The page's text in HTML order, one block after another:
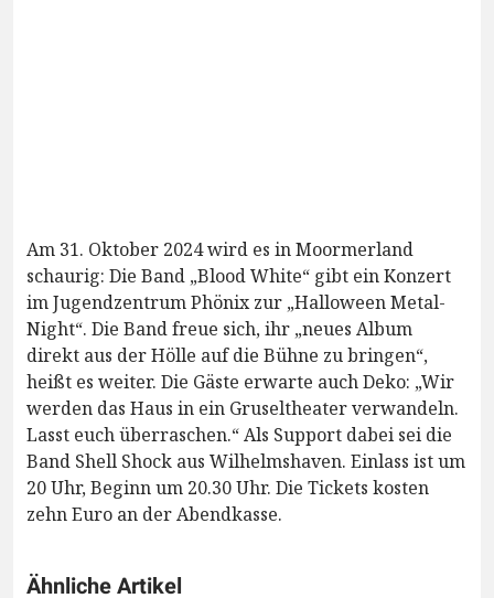
Am 31. Oktober 2024 wird es in Moormerland
schaurig: Die Band „Blood White“ gibt ein Konzert
im Jugendzentrum Phönix zur „Halloween Metal-
Night“. Die Band freue sich, ihr „neues Album
direkt aus der Hölle auf die Bühne zu bringen“,
heißt es weiter. Die Gäste erwarte auch Deko: „Wir
werden das Haus in ein Gruseltheater verwandeln.
Lasst euch überraschen.“ Als Support dabei sei die
Band Shell Shock aus Wilhelmshaven. Einlass ist um
20 Uhr, Beginn um 20.30 Uhr. Die Tickets kosten
zehn Euro an der Abendkasse.
Ähnliche Artikel